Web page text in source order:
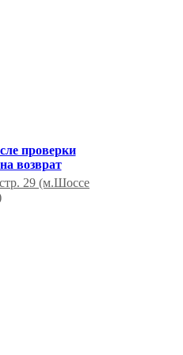
проверки
возврат
29 (м.Шоссе